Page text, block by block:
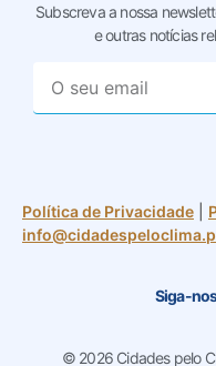
Subscreva a nossa
e outras notícias
Política de Privacidade
Siga-
© 2026 Cidades pelo